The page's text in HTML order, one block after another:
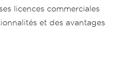
licences commerciales
et des avantages